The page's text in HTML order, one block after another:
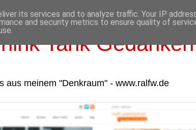
Tank Gedanken
aus meinem "Denkraum" - www.ralfw.de
its services and to analyze traffic. Your IP
and security metrics to ensure quality of